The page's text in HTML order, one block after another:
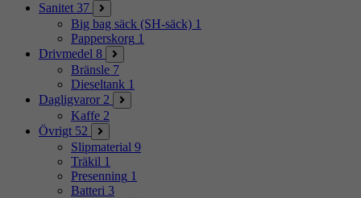
Sanitet 37
Big bag säck (SH-säck) 1
Papperskorg 1
Drivmedel 8
Bränsle 7
Dieseltank 1
Dagligvaror 2
Kaffe 2
Övrigt 52
Slipmaterial 9
Träkil 1
Presenning 1
Batteri 3